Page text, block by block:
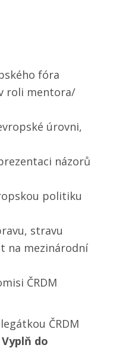
fóra
roli mentora/​
úrovni,
názorů
politiku
stravu
na mezinárodní
ČRDM
ČRDM
Vyplň do